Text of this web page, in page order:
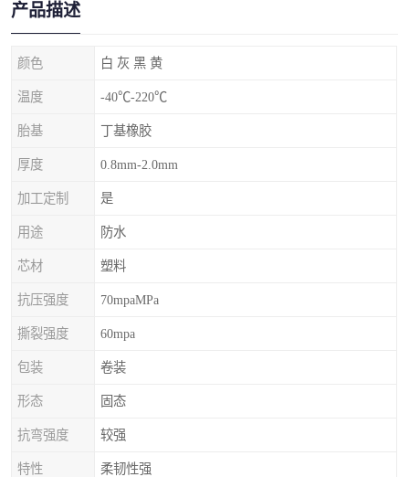
产品描述
颜色 白 灰 黑 黄
温度 -40℃-220℃
胎基 丁基橡胶
厚度 0.8mm-2.0mm
加工定制 是
用途 防水
芯材 塑料
抗压强度 70mpaMPa
撕裂强度 60mpa
包装 卷装
形态 固态
抗弯强度 较强
特性 柔韧性强